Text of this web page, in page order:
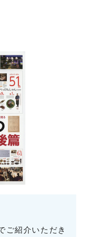
ご紹介いただき